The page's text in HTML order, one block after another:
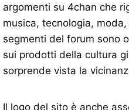
argomenti su 4chan che
musica, tecnologia,
segmenti del forum sono
sui prodotti della cultura
sorprende vista la
Il logo del sito è anche